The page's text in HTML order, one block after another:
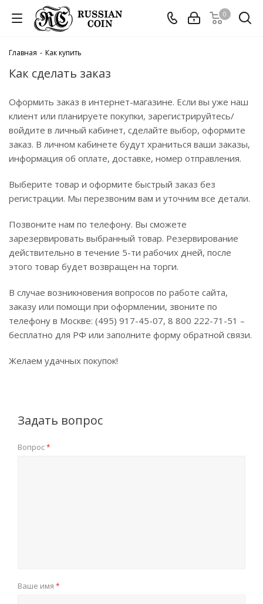
0
Главная - Как купить
Как сделать заказ
Оформить заказ в интернет-магазине. Если вы уже наш
клиент или планируете покупки, зарегистрируйтесь/
войдите в личный кабинет, сделайте выбор, оформите
заказ. В личном кабинете будут храниться ваши заказы,
информация об оплате, доставке, номер отправления.
Выберите товар и оформите быстрый заказ без
регистрации. Мы перезвоним вам и уточним все детали.
Позвоните нам по телефону. Вы сможете
зарезервировать выбранный товар. Резервирование
действительно в течение 5-ти рабочих дней, после
этого товар будет возвращен на торги.
В случае возникновения вопросов по работе сайта,
заказу или помощи при оформлении, звоните по
телефону в Москве: (495) 917-45-07, 8 800 222-71-51 –
бесплатно для РФ или заполните форму обратной связи.
Желаем удачных покупок!
Задать вопрос
Вопрос*
Ваше имя *